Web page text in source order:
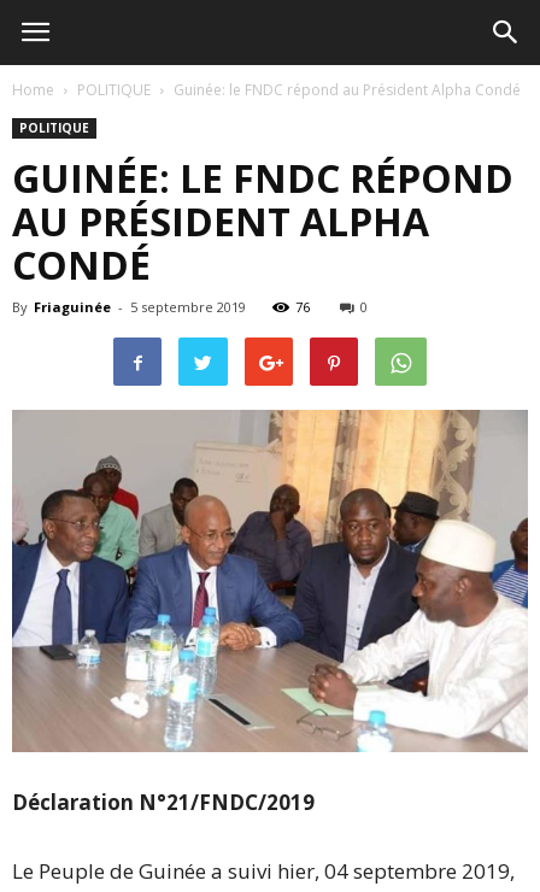
Home POLITIQUE Guinée: le FNDC répond au Président Alpha Condé
POLITIQUE
GUINÉE: LE FNDC RÉPOND
AU PRÉSIDENT ALPHA
CONDÉ
By Friaguinée - 5 septembre 2019 76 0
Déclaration N°21/FNDC/2019
Le Peuple de Guinée a suivi hier, 04 septembre 2019,